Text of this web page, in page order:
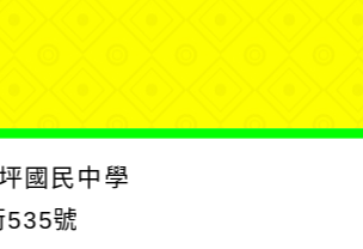
國民中學
號